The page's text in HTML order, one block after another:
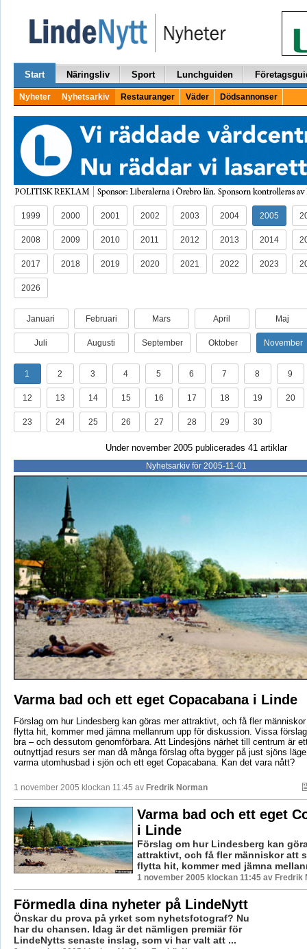
Start Näringsliv Sport Lunchguiden
Nyheter Nyhetsarkiv Restauranger Väder Dödsannonser
1999 2000 2001 2002 2003 2004 2005
2008 2009 2010 2011 2012 2013 2014
2017 2018 2019 2020 2021 2022 2023
2026
Januari Februari Mars April Maj
Juli Augusti September Oktober November
1 2 3 4 5 6 7 8 9
12 13 14 15 16 17 18 19 20
23 24 25 26 27 28 29 30
Under november 2005 publicerades 41 artiklar
Nyhetsarkiv för 2005-11-01
Varma bad och ett eget Copacabana i Linde
Förslag om hur Lindesberg kan göras mer attraktivt, och få fler
flytta hit, kommer med jämna mellanrum upp för diskussion. Vissa
bra – och dessutom genomförbara. Att Lindesjöns närhet till centrum är
outnyttjad resurs ser man då många förslag ofta bygger på just sjöns
varma utomhusbad i sjön och ett eget Copacabana. Kan det vara nått?
1 november 2005 klockan 11:45 av Fredrik Norman
Varma bad och ett eget
i Linde
Förslag om hur Lindesberg kan
attraktivt, och få fler människor att
flytta hit, kommer med jämna
1 november 2005 klockan 11:45 av Fredrik
Förmedla dina nyheter på LindeNytt
Önskar du prova på yrket som nyhetsfotograf? Nu
har du chansen. Idag är det nämligen premiär för
LindeNytts senaste inslag, som vi har valt att ...